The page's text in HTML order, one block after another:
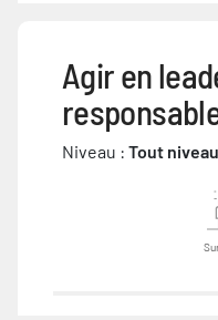
Agir en
Niveau : Tout niveau